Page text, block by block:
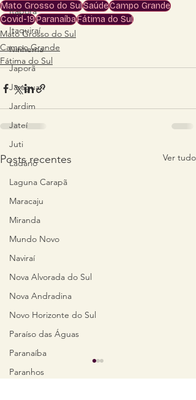
Itaporã
Itaquiraí
Ivinhema
Japorã
Jaraguari
Jardim
Jateí
Juti
Ladário
Laguna Carapã
Maracaju
Miranda
Mundo Novo
Naviraí
Nova Alvorada do Sul
Nova Andradina
Novo Horizonte do Sul
Paraíso das Águas
Paranaíba
Paranhos
Mato Grosso do SulSaúdeCampo Grande
Covid-19ParanaíbaFátima do Sul
Mato Grosso do Sul
Campo Grande
Fátima do Sul
Posts recentes Ver tudo